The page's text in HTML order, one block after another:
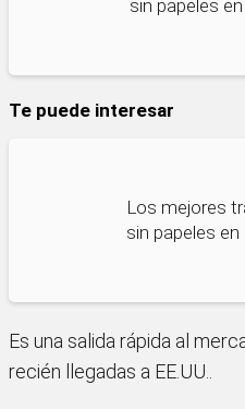
sin papeles
Te puede interesar
Los mejores
sin papeles en
Es una salida rápida al
recién llegadas a EE.UU..